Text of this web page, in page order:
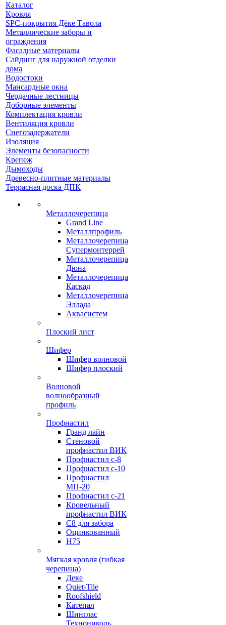
Каталог
Кровля
SPC-покрытия Дёке Тавола
Металлические заборы и
ограждения
Фасадные материалы
Сайдинг для наружной отделки
дома
Водостоки
Мансардные окна
Чердачные лестницы
Доборные элементы
Комплектация кровли
Вентиляция кровли
Снегозадержатели
Изоляция
Элементы безопасности
Крепеж
Дымоходы
Древесно-плитные материалы
Террасная доска ДПК
Металлочерепица
Grand Line
Металлпрофиль
Металлочерепица
Супермонтеррей
Металлочерепица
Дюна
Металлочерепица
Каскад
Металлочерепица
Эллада
Аквасистем
Плоский лист
Шифер
Шифер волновой
Шифер плоский
Волновой
волнообразный
профиль
Профнастил
Гранд лайн
Стеновой
профнастил ВИК
Профнастил с-8
Профнастил с-10
Профнастил
МП-20
Профнастил с-21
Кровельный
профнастил ВИК
С8 для забора
Оцинкованный
Н75
Мягкая кровля (гибкая
черепица)
Деке
Quiet-Tile
Roofshield
Катепал
Шинглас
Технониколь